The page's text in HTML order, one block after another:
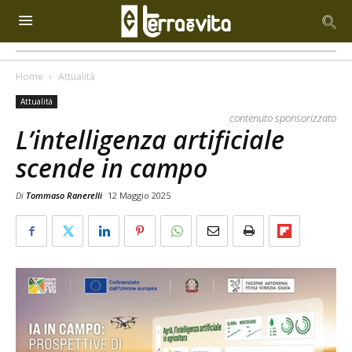
Home Attualità
Attualità
contenuto sponsorizzato
L’intelligenza artificiale
scende in campo
Di Tommaso Ranerelli 12 Maggio 2025